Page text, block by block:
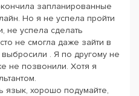
запланированные
Но я не успела пройти
не успела сделать
не смогла даже зайти в
. Я по другому не
не позвонили. Хотя я
язык, хорошо подумайте,